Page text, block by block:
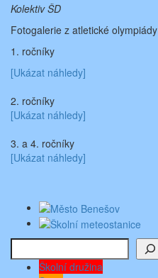
Kolektiv ŠD
Fotogalerie z atletické olympiády
1. ročníky
[Ukázat náhledy]
2. ročníky
[Ukázat náhledy]
3. a 4. ročníky
[Ukázat náhledy]
Školní družina